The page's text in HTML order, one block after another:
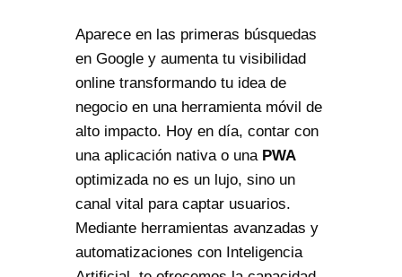
Aparece en las primeras búsquedas
en Google y aumenta tu visibilidad
online transformando tu idea de
negocio en una herramienta móvil de
alto impacto. Hoy en día, contar con
una aplicación nativa o una PWA
optimizada no es un lujo, sino un
canal vital para captar usuarios.
Mediante herramientas avanzadas y
automatizaciones con Inteligencia